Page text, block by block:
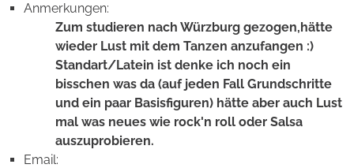
Anmerkungen:
Zum studieren nach Würzburg gezogen,hätte
wieder Lust mit dem Tanzen anzufangen :)
Standart/Latein ist denke ich noch ein
bisschen was da (auf jeden Fall Grundschritte
und ein paar Basisfiguren) hätte aber auch Lust
mal was neues wie rock'n roll oder Salsa
auszuprobieren.
Email: